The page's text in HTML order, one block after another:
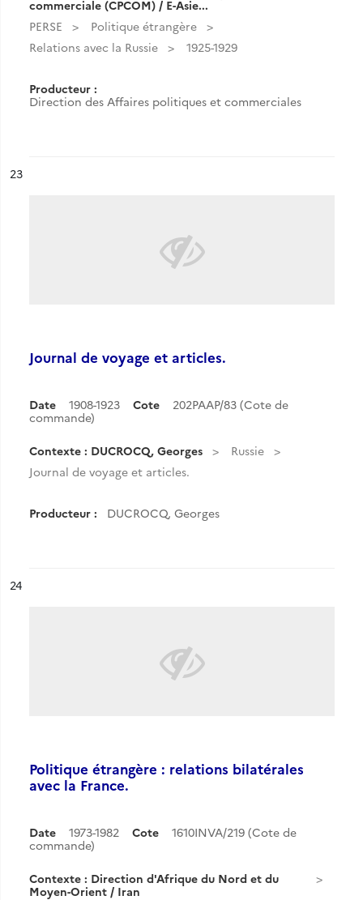
commerciale (CPCOM) / E-Asie...
PERSE
Politique étrangère
Relations avec la Russie
1925-1929
Producteur :
Direction des Affaires politiques et commerciales
n°
23
Journal de voyage et articles.
Date 1908-1923 Cote
202PAAP/83 (Cote de
commande)
Contexte : DUCROCQ, Georges
Russie
Journal de voyage et articles.
Producteur : DUCROCQ, Georges
n°
24
Politique étrangère : relations bilatérales
avec la France.
Date 1973-1982 Cote
1610INVA/219 (Cote de
commande)
Contexte : Direction d'Afrique du Nord et du
Moyen-Orient / Iran